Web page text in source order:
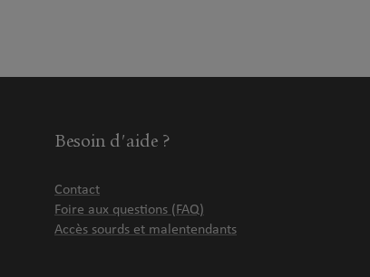
8.59 km 34980 St Gely Du Fesc
Fermé aujourd'hui
Besoin d'aide ?
Contact
Foire aux questions (FAQ)
Accès sourds et malentendants